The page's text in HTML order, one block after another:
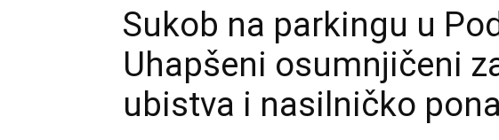
Sukob na parkingu u
Uhapšeni osumnjičeni
ubistva i nasilničko